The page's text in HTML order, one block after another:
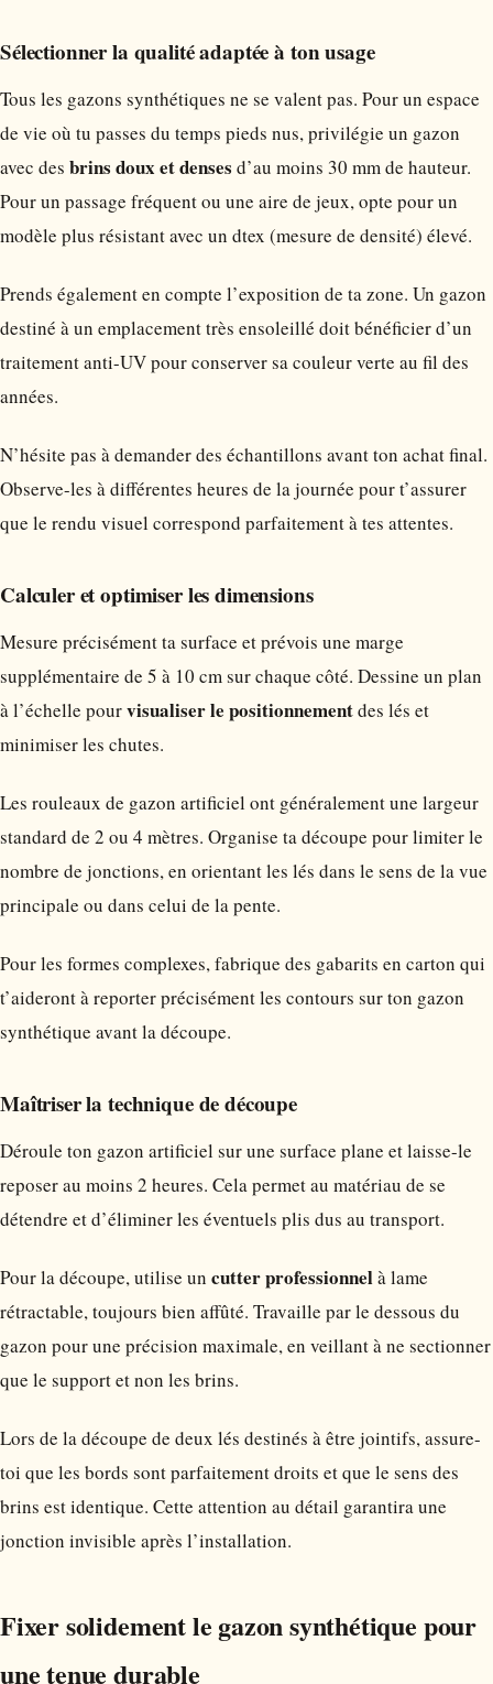
Sélectionner la qualité adaptée à ton usage
Tous les gazons synthétiques ne se valent pas. Pour un espace
de vie où tu passes du temps pieds nus, privilégie un gazon
avec des brins doux et denses d’au moins 30 mm de hauteur.
Pour un passage fréquent ou une aire de jeux, opte pour un
modèle plus résistant avec un dtex (mesure de densité) élevé.
Prends également en compte l’exposition de ta zone. Un gazon
destiné à un emplacement très ensoleillé doit bénéficier d’un
traitement anti-UV pour conserver sa couleur verte au fil des
années.
N’hésite pas à demander des échantillons avant ton achat final.
Observe-les à différentes heures de la journée pour t’assurer
que le rendu visuel correspond parfaitement à tes attentes.
Calculer et optimiser les dimensions
Mesure précisément ta surface et prévois une marge
supplémentaire de 5 à 10 cm sur chaque côté. Dessine un plan
à l’échelle pourvisualiser le positionnementdes lés et
minimiser les chutes.
Les rouleaux de gazon artificiel ont généralement une largeur
standard de 2 ou 4 mètres. Organise ta découpe pour limiter le
nombre de jonctions, en orientant les lés dans le sens de la vue
principale ou dans celui de la pente.
Pour les formes complexes, fabrique des gabarits en carton qui
t’aideront à reporter précisément les contours sur ton gazon
synthétique avant la découpe.
Maîtriser la technique de découpe
Déroule ton gazon artificiel sur une surface plane et laisse-le
reposer au moins 2 heures. Cela permet au matériau de se
détendre et d’éliminer les éventuels plis dus au transport.
Pour la découpe, utilise un cutter professionnelà lame
rétractable, toujours bien affûté. Travaille par le dessous du
gazon pour une précision maximale, en veillant à ne sectionner
que le support et non les brins.
Lors de la découpe de deux lés destinés à être jointifs, assure-
toi que les bords sont parfaitement droits et que le sens des
brins est identique. Cette attention au détail garantira une
jonction invisible après l’installation.
Fixer solidement le gazon synthétique pour
une tenue durable